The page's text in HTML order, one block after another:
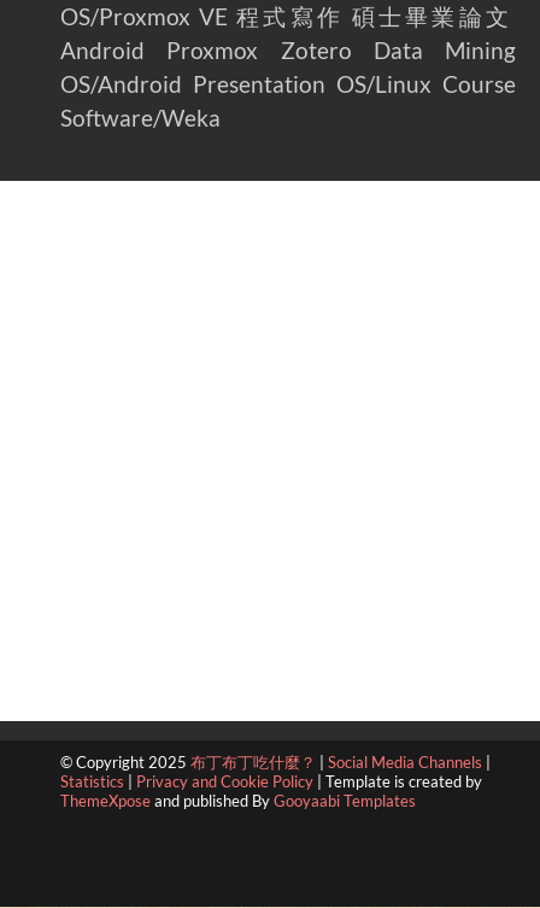
OS/Proxmox VE 程式寫作 碩士畢業論文
Android
Proxmox Zotero
Data Mining
OS/Android Presentation OS/Linux Course
Software/Weka
© Copyright 2025 布丁布丁吃什麼？ | Social Media Channels |
Statistics | Privacy and Cookie Policy | Template is created by
ThemeXposeand published ByGooyaabi Templates